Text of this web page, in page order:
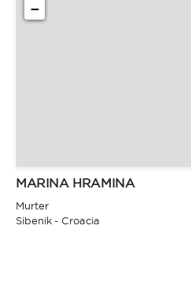
−
MARINA HRAMINA
Murter
Sibenik - Croacia